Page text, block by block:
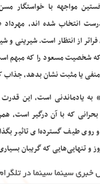
مواجهه با خواستگار مسن
انتخاب شده اند، مهرداد
از انتظار است. شیرینی و
شخصیت مسعود را که مبهم است
منفی یا مثبت نشان بدهد،
۱۷ سهیلا» به یادماندنی است، این
که با آن درگیر است،
روی طیف گسترده‌ای تاثیر
و تنهایی‌هایی که گریبان